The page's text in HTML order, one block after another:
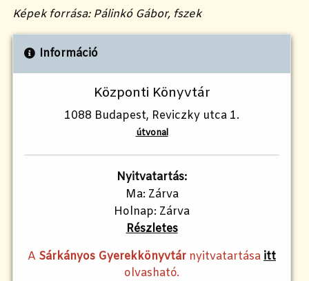
Képek forrása: Pálinkó Gábor, fszek
Információ
Központi Könyvtár
1088 Budapest, Reviczky utca 1.
útvonal
Nyitvatartás:
Ma: Zárva
Holnap: Zárva
Részletes
A Sárkányos Gyerekkönyvtár nyitvatartása itt
olvasható.